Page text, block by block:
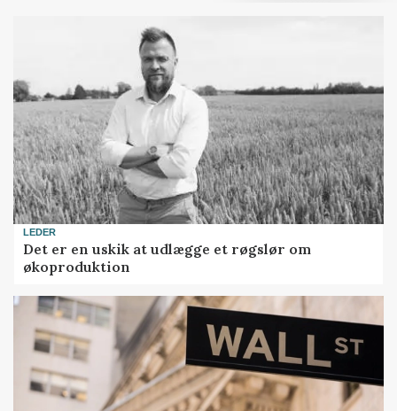
LEDER
Det er en uskik at udlægge et røgslør om
økoproduktion